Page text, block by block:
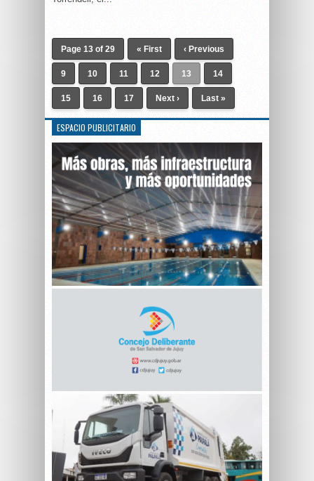
Page 13 of 29 « First ‹ Previous
9 10 11 12 13 14
15 16 17 Next › Last »
ESPACIO PUBLICITARIO